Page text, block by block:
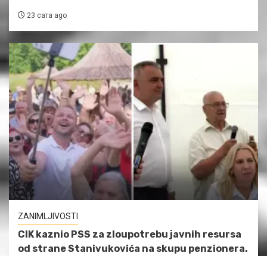
23 сата ago
ZANIMLJIVOSTI
CIK kaznio PSS za zloupotrebu javnih resursa
od strane Stanivukovića na skupu penzionera.